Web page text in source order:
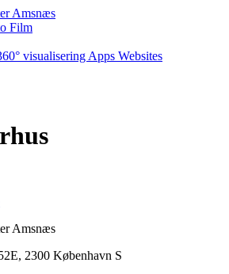
Amsnæs
Film
visualisering Apps Websites
Amsnæs
2300 København S